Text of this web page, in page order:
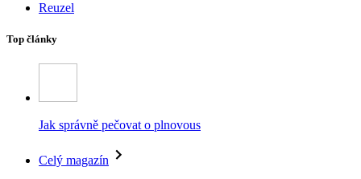
Reuzel
Top články
Jak správně pečovat o plnovous
Celý magazín